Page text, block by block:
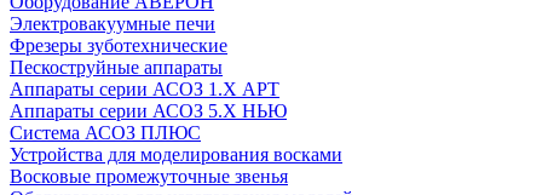
Электровакуумные печи
Фрезеры зуботехнические
Пескоструйные аппараты
Аппараты серии АСОЗ 1.Х АРТ
Аппараты серии АСОЗ 5.Х НЬЮ
Система АСОЗ ПЛЮС
Устройства для моделирования восками
Восковые промежуточные звенья